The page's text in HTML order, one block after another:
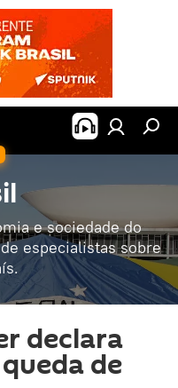
e sociedade do
especialistas sobre
declara
de